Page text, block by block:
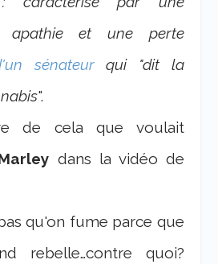
apathie et une perte
sénateurqui "dit la
".
de cela que voulait
dans la vidéo de
qu'on fume parce que
rebelle…contre quoi?